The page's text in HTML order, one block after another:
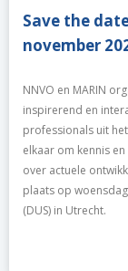
Save the
november
NNVO en MARIN
inspirerend en
professionals uit
elkaar om kennis
over actuele
plaats op
(DUS) in Utrecht.